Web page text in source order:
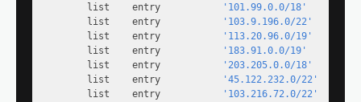
        list    entry
'101.99.0.0/18'
        list    entry
'103.9.196.0/22'
        list    entry
'113.20.96.0/19'
        list    entry
'183.91.0.0/19'
        list    entry
'203.205.0.0/18'
        list    entry
'45.122.232.0/22'
        list    entry
'103.216.72.0/22'